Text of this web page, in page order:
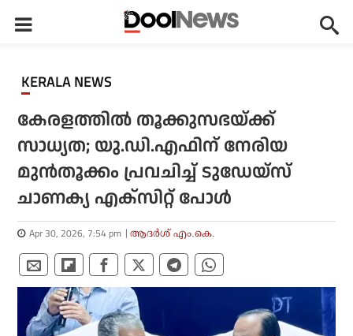
KERALA NEWS
കേരളത്തില്‍ തൂക്കുസഭയ്ക്ക്
സാധ്യത; യു.ഡി.എഫിന് നേരിയ
മുന്‍തൂക്കം പ്രവചിച്ച് ടുഡേയ്‌സ്
ചാണക്യ എക്‌സിറ്റ് പോള്‍
Apr 30, 2026, 7:54 pm ആദർശ് എം.കെ.